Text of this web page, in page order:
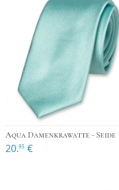
Aqua Damenkrawatte - Seide
20.95 €